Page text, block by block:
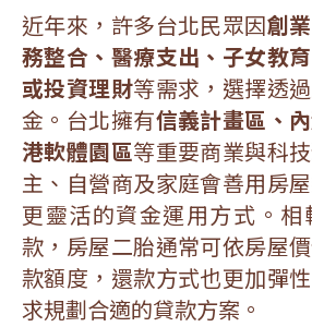
近年來，許多台北民眾因創
務整合、醫療支出、子女教
或投資理財等需求，選擇透
金。台北擁有信義計畫區、
港軟體園區等重要商業與科
主、自營商及家庭會善用房
更靈活的資金運用方式。相
款，房屋二胎通常可依房屋
款額度，還款方式也更加彈
求規劃合適的貸款方案。